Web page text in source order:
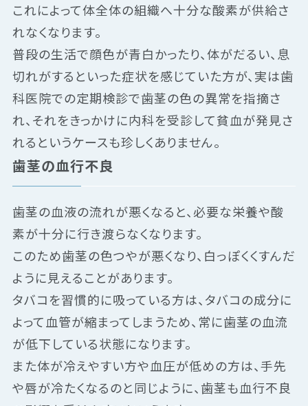
これによって体全体の組織へ十分な酸素が供給さ
れなくなります。
普段の生活で顔色が青白かったり、体がだるい、息
切れがするといった症状を感じていた方が、実は歯
科医院での定期検診で歯茎の色の異常を指摘さ
れ、それをきっかけに内科を受診して貧血が発見さ
れるというケースも珍しくありません。
歯茎の血行不良
歯茎の血液の流れが悪くなると、必要な栄養や酸
素が十分に行き渡らなくなります。
このため歯茎の色つやが悪くなり、白っぽくくすんだ
ように見えることがあります。
タバコを習慣的に吸っている方は、タバコの成分に
よって血管が縮まってしまうため、常に歯茎の血流
が低下している状態になります。
また体が冷えやすい方や血圧が低めの方は、手先
や唇が冷たくなるのと同じように、歯茎も血行不良